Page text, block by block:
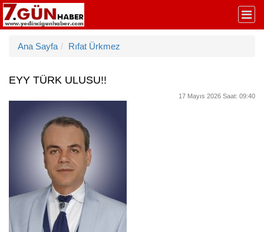
Ana Sayfa Rıfat Ürkmez
EYY TÜRK ULUSU!!
17 Mayıs 2026 Saat: 09:40